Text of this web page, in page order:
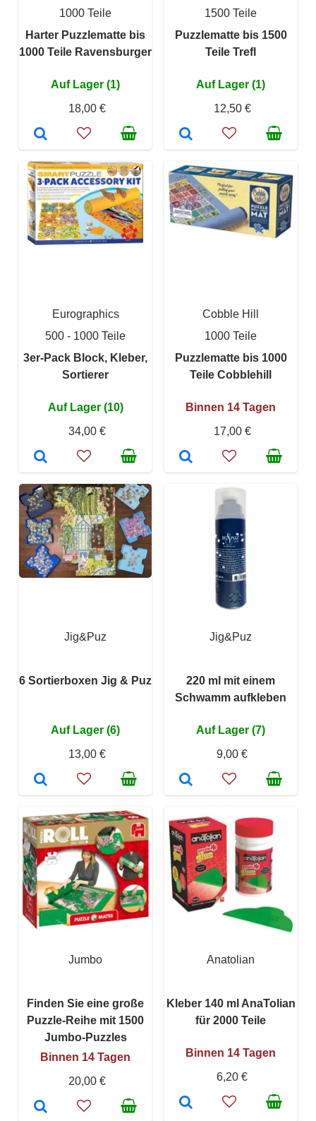
1000 Teile
Harter Puzzlematte bis
1000 Teile Ravensburger
Auf Lager (1)
18,00 €
1500 Teile
Puzzlematte bis 1500
Teile Trefl
Auf Lager (1)
12,50 €
Eurographics
500 - 1000 Teile
3er-Pack Block, Kleber,
Sortierer
Auf Lager (10)
34,00 €
Cobble Hill
1000 Teile
Puzzlematte bis 1000
Teile Cobblehill
Binnen 14 Tagen
17,00 €
Jig&Puz
6 Sortierboxen Jig & Puz
Auf Lager (6)
13,00 €
Jig&Puz
220 ml mit einem
Schwamm aufkleben
Auf Lager (7)
9,00 €
Jumbo
Finden Sie eine große
Puzzle-Reihe mit 1500
Jumbo-Puzzles
Binnen 14 Tagen
20,00 €
Anatolian
Kleber 140 ml AnaTolian
für 2000 Teile
Binnen 14 Tagen
6,20 €